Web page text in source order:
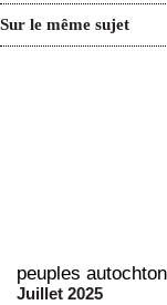
Sur le même sujet
peuples
Juillet 2025